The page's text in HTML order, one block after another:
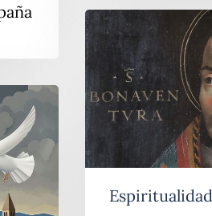
San
Buenaventura:
una
voz
todavía
actual.
Espiritualidad